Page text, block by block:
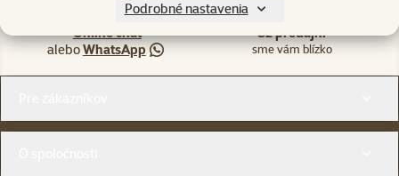
Podrobné nastavenia
Online chat
aleboWhatsApp
82 predajní
sme vám blízko